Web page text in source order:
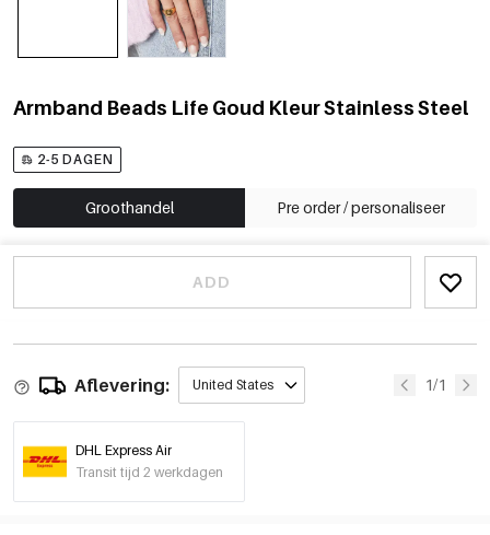
Armband Beads Life Goud Kleur Stainless Steel
2-5 DAGEN
Groothandel Pre order / personaliseer
ADD
Aflevering: United States 1/1
DHL Express Air
Transit tijd 2 werkdagen